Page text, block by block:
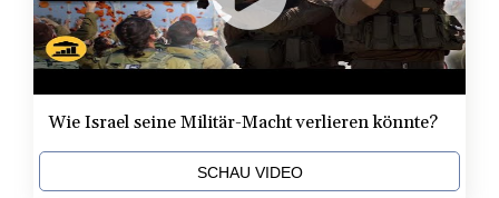
Wie Israel seine Militär-Macht verlieren könnte?
SCHAU VIDEO